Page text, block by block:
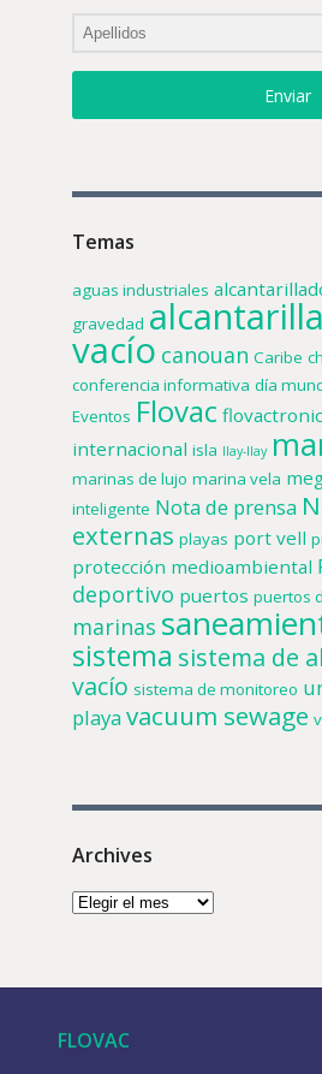
Enviar
Temas
aguas industriales
gravedad
vacío canouan Caribe
conferencia informativa día
Eventos Flovac flovactronic
internacional isla llay-llay
marinas de lujo marina vela
inteligente Nota de prensa
externas playas port vell
protección medioambiental
deportivo puertos puertos
marinas
sistema sistema de
vacío sistema de monitoreo
playavacuum sewage
Archives
FLOVAC